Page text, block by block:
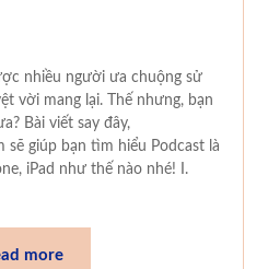
nhiều người ưa chuộng sử
vời mang lại. Thế nhưng, bạn
Bài viết say đây,
sẽ giúp bạn tìm hiểu Podcast là
iPad như thế nào nhé! I.
more